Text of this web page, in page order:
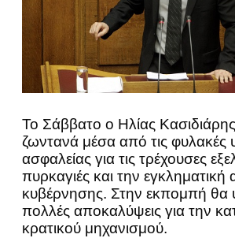
Το Σάββατο ο Ηλίας Κασιδιάρης
ζωντανά μέσα από τις φυλακές
ασφαλείας για τις τρέχουσες
πυρκαγιές και την εγκληματική
κυβέρνησης. Στην εκπομπή θα
πολλές αποκαλύψεις για την
κρατικού μηχανισμού.